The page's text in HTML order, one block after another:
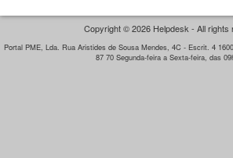
Copyright © 2026 Helpdesk - All rights
Portal PME, Lda. Rua Aristides de Sousa Mendes, 4C - Escrit. 4
87 70 Segunda-feira a Sexta-feira, das